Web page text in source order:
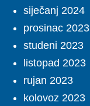
siječanj 2024
prosinac 2023
studeni 2023
listopad 2023
rujan 2023
kolovoz 2023